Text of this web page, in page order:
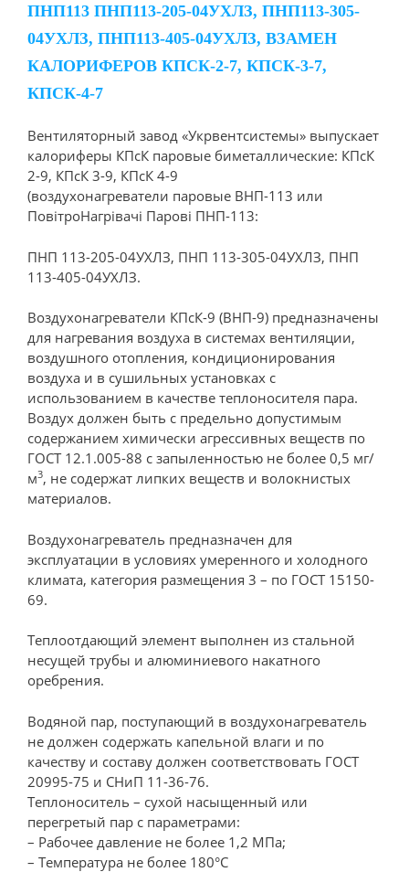
ПНП113 ПНП113-205-04УХЛЗ, ПНП113-305-
04УХЛЗ, ПНП113-405-04УХЛЗ, ВЗАМЕН
КАЛОРИФЕРОВ КПСК-2-7, КПСК-3-7,
КПСК-4-7
Вентиляторный завод «Укрвентсистемы» выпускает
калориферы КПсК паровые биметаллические: КПсК
2-9, КПсК 3-9, КПсК 4-9
(воздухонагреватели паровые ВНП-113 или
ПовітроНагрівачi Парові ПНП-113:
ПНП 113-205-04УХЛЗ, ПНП 113-305-04УХЛЗ, ПНП
113-405-04УХЛЗ.
Воздухонагреватели КПсК-9 (ВНП-9) предназначены
для нагревания воздуха в системах вентиляции,
воздушного отопления, кондиционирования
воздуха и в сушильных установках с
использованием в качестве теплоносителя пара.
Воздух должен быть с предельно допустимым
содержанием химически агрессивных веществ по
ГОСТ 12.1.005-88 с запыленностью не более 0,5 мг/
м3, не содержат липких веществ и волокнистых
материалов.
Воздухонагреватель предназначен для
эксплуатации в условиях умеренного и холодного
климата, категория размещения 3 – по ГОСТ 15150-
69.
Теплоотдающий элемент выполнен из стальной
несущей трубы и алюминиевого накатного
оребрения.
Водяной пар, поступающий в воздухонагреватель
не должен содержать капельной влаги и по
качеству и составу должен соответствовать ГОСТ
20995-75 и СНиП 11-36-76.
Теплоноситель – сухой насыщенный или
перегретый пар с параметрами:
– Рабочее давление не более 1,2 МПа;
– Температура не более 180°С